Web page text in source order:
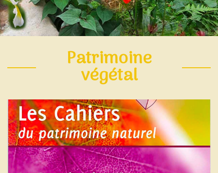
Patrimoine
végétal